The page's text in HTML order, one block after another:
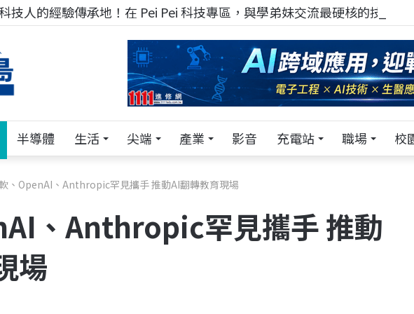
技人的經驗傳承地！在 Pei Pei 科技專區，與學弟妹交流最硬核的技術
半導體 生活 尖端 產業 影音 充電站 職場 校
、OpenAI、Anthropic罕見攜手 推動AI翻轉教育現場
、Anthropic罕見攜手 推動
場